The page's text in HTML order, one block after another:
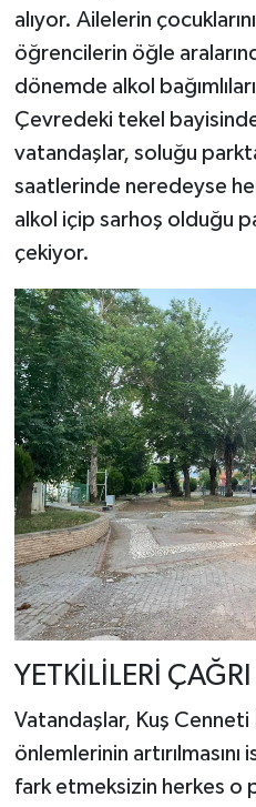
alıyor. Ailelerin
öğrencilerin öğle
dönemde alkol
Çevredeki tekel
vatandaşlar, soluğu
saatlerinde neredeyse
alkol içip sarhoş olduğu
çekiyor.
YETKİLİLERİ ÇAĞRI
Vatandaşlar, Kuş Cenneti
önlemlerinin
fark etmeksizin herkes o